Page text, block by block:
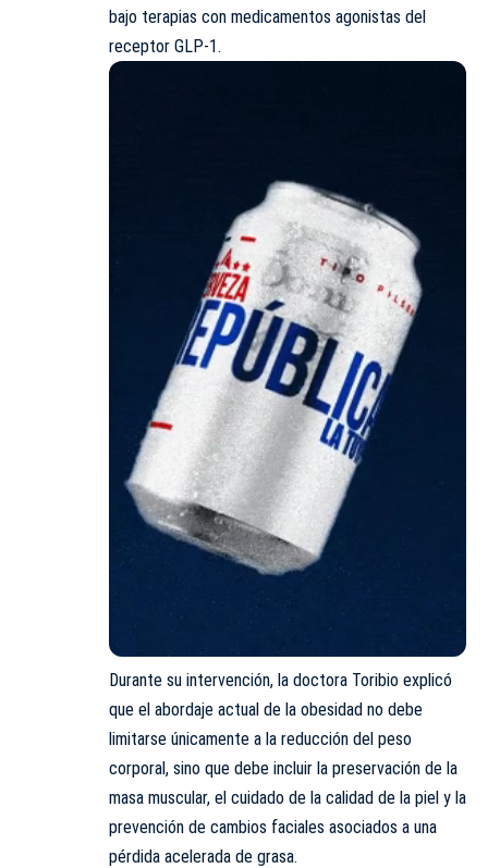
bajo terapias con medicamentos agonistas del
receptor GLP-1.
Durante su intervención, la doctora Toribio explicó
que el abordaje actual de la obesidad no debe
limitarse únicamente a la reducción del peso
corporal, sino que debe incluir la preservación de la
masa muscular, el cuidado de la calidad de la piel y la
prevención de cambios faciales asociados a una
pérdida acelerada de grasa.